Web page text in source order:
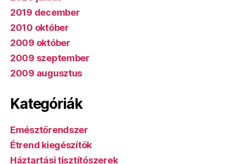
2019 december
2010 október
2009 október
2009 szeptember
2009 augusztus
Kategóriák
Emésztőrendszer
Étrend kiegészítők
Háztartási tisztítószerek